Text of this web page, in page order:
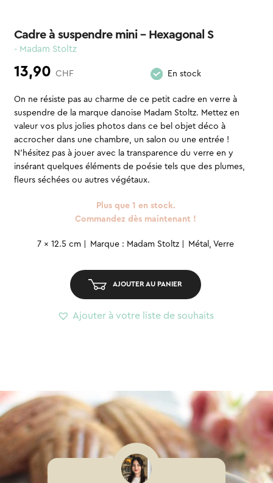
Cadre à suspendre mini – Hexagonal S
- Madam Stoltz
13,90 CHF En stock
On ne résiste pas au charme de ce petit cadre en verre à
suspendre de la marque danoise Madam Stoltz. Mettez en
valeur vos plus jolies photos dans ce bel objet déco à
accrocher dans une chambre, un salon ou une entrée !
N’hésitez pas à jouer avec la transparence du verre en y
insérant quelques éléments de poésie tels que des plumes,
fleurs séchées ou autres végétaux.
Plus que 1 en stock.
Commandez dès maintenant !
quantité
à
mini
7 x 12.5 cm Marque : Madam Stoltz Métal, Verre
AJOUTER AU PANIER
Ajouter à votre liste de souhaits